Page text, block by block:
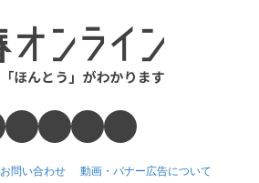
お問い合わせ 動画・バナー広告について